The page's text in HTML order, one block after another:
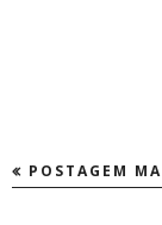
POSTAGEM